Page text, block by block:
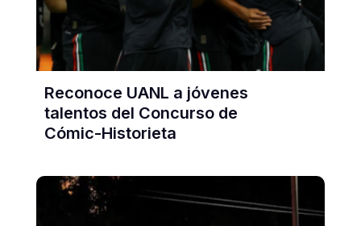
Reconoce UANL a jóvenes
talentos del Concurso de
Cómic-Historieta